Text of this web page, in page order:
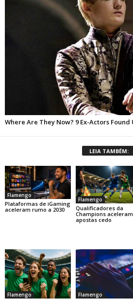
LEIA TAMBÉM:
Flamengo
Plataformas de iGaming
aceleram rumo a 2030
Flamengo
Qualificadores da
Champions aceleram
apostas cedo
Flamengo Flamengo